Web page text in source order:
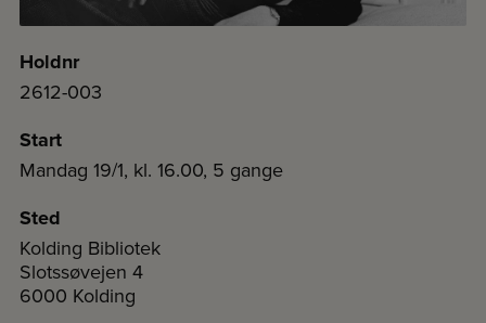
Holdnr
2612-003
Start
Mandag 19/1, kl. 16.00, 5 gange
Sted
Kolding Bibliotek
Slotssøvejen 4
6000 Kolding